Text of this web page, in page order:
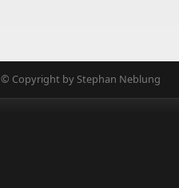
© Copyright by Stephan Neblung